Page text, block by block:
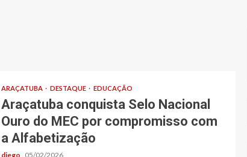
ARAÇATUBA DESTAQUE EDUCAÇÃO
Araçatuba conquista Selo Nacional
Ouro do MEC por compromisso com
a Alfabetização
diego 05/02/2026